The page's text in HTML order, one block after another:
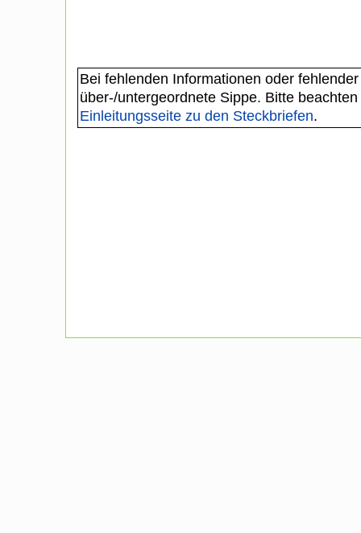
Bei fehlenden Informationen oder
über-/untergeordnete Sippe. Bitte
Einleitungsseite zu den Steckbriefen.